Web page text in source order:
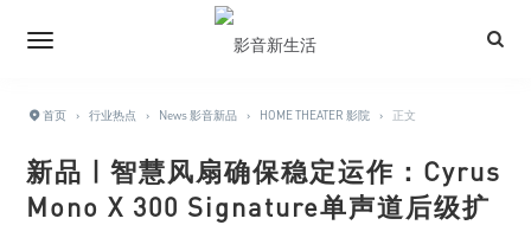
首页 › 行业热点 › News 影音新品 › HOME THEATER 影院 › 正文
新品 | 智慧风扇确保稳定运作：Cyrus
Mono X 300 Signature单声道后级扩